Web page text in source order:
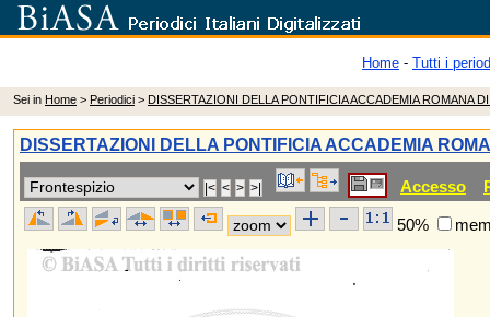
Home - Tutti i
Sei in Home > Periodici > DISSERTAZIONI DELLA PONTIFICIA ACCADEMIA ROMANA
DISSERTAZIONI DELLA PONTIFICIA ACCADEMIA
Accesso
50%